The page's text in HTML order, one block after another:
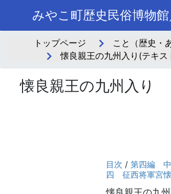
みやこ町歴史民俗博物
トップページ こと（歴史・
懐良親王の九州入り(テキス
懐良親王の九州入り